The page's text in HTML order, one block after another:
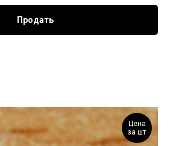
Продать
Цена
за шт